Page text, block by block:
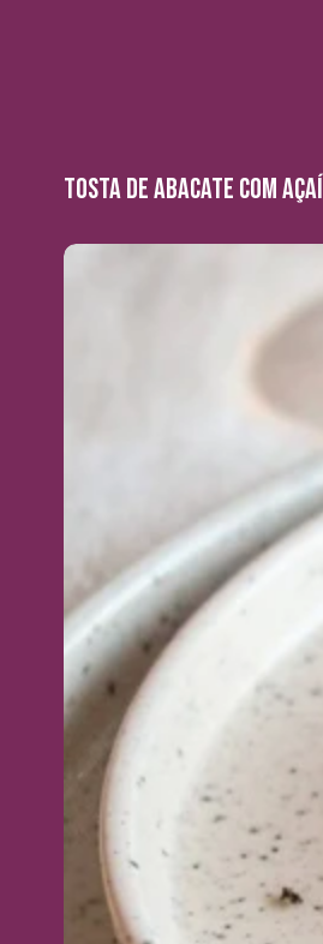
TOSTA DE ABACATE COM AÇAÍ